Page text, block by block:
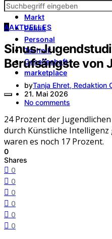
Architektur
Markt
Politik
Personal
Technik
Gesellschaft
marketplace
AAKTUELLES
Sinus-
Berufsängste von
byTanja Ehret, Redaktion
21. Mai 2026
No comments
24 Prozent der
durch Künstliche Intelligenz
waren es noch 17 Prozent.
0
Shares
0
0
0
0
0
0